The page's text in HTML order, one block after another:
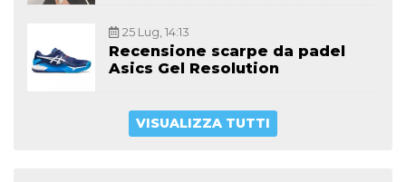
25 Lug, 14:13
Recensione scarpe da padel
Asics Gel Resolution
VISUALIZZA TUTTI